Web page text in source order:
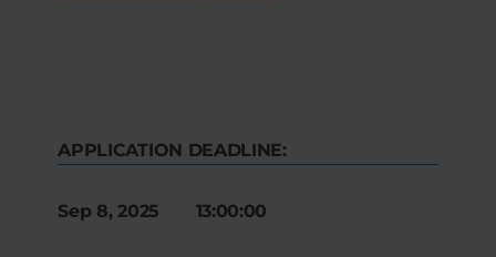
APPLICATION DEADLINE:
Sep 8, 2025 13:00:00